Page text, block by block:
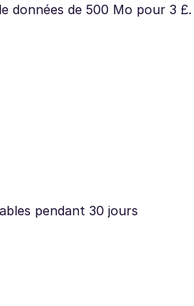
données de 500 Mo pour 3 £.
pendant 30 jours